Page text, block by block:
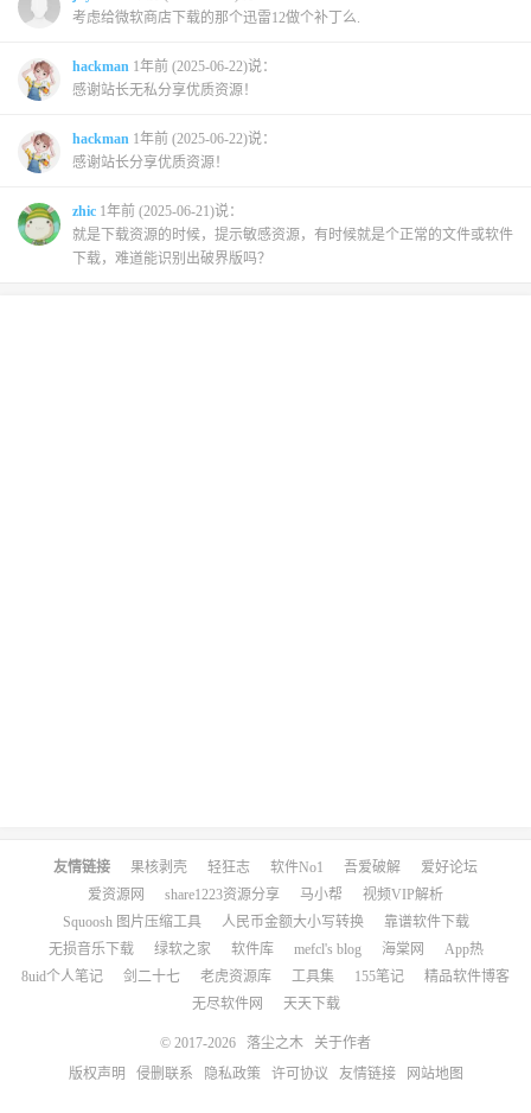
考虑给微软商店下载的那个迅雷12做个补丁么.
hackman 1年前 (2025-06-22)说：
感谢站长无私分享优质资源！
hackman 1年前 (2025-06-22)说：
感谢站长分享优质资源！
zhic 1年前 (2025-06-21)说：
就是下载资源的时候，提示敏感资源，有时候就是个正常的文件或软件
下载，难道能识别出破界版吗？
友情链接 果核剥壳 轻狂志 软件No1 吾爱破解
爱好论坛
爱资源网
share1223资源分享 马小帮
视频VIP解析
Squoosh 图片压缩工具
人民币金额大小写转换
靠谱软件下载
无损音乐下载
绿软之家 软件库 mefcl's blog 海棠网
App热
8uid个人笔记
剑二十七 老虎资源库 工具集 155笔记
精品软件博客
无尽软件网
天天下载
© 2017-2026 落尘之木
关于作者
版权声明
侵删联系 隐私政策 许可协议 友情链接 网站地图